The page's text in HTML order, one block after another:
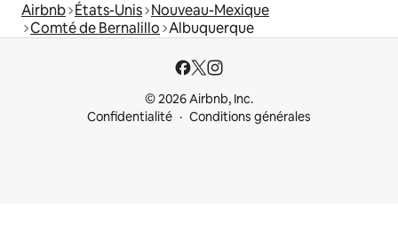
Airbnb États-Unis Nouveau-Mexique
Comté de Bernalillo Albuquerque
© 2026 Airbnb, Inc.
Confidentialité
Conditions générales